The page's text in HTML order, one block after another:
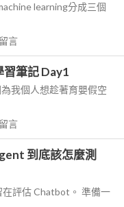
learning分成三個
言
筆記 Day1
我個人想趁著育嬰假空
言
到底該怎麼測
評估 Chatbot。 準備一